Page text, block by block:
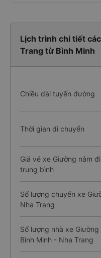
Lịch trình chi tiết
Trang từ Bình Minh
Chiều dài tuyến đường
Thời gian di chuyển
Giá vé xe Giường nằm
trung bình
Số lượng chuyến xe
Nha Trang
Số lượng nhà xe
Bình Minh - Nha Trang